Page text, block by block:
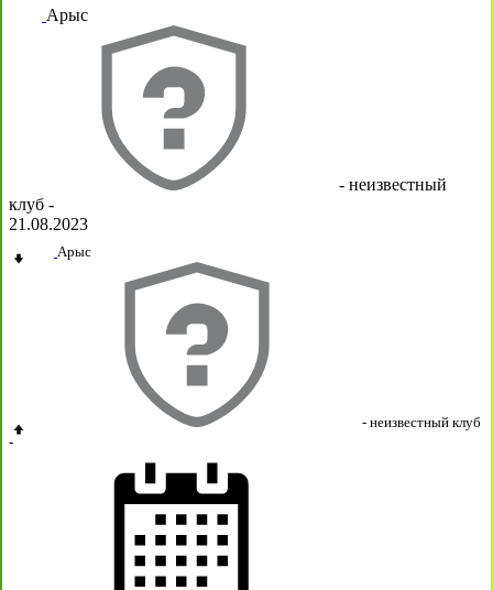
Арыс
- неизвестный
клуб -
21.08.2023
Арыс
- неизвестный клуб
-